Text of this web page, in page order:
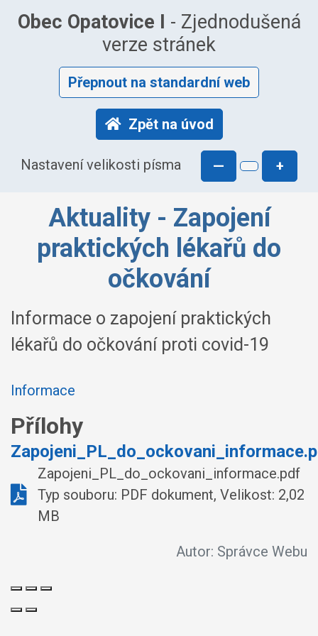
Obec Opatovice I - Zjednodušená
verze stránek
Přepnout na standardní web
Zpět na úvod
Nastavení velikosti písma — +
Aktuality - Zapojení
praktických lékařů do
očkování
Informace o zapojení praktických
lékařů do očkování proti covid-19
Informace
Přílohy
Zapojeni_PL_do_ockovani_informace.pdf
Typ souboru: PDF dokument, Velikost: 2,02
MB
Autor: Správce Webu